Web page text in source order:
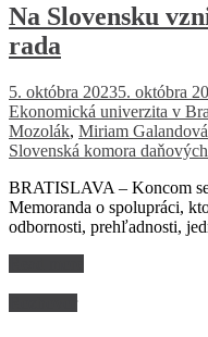
Na Slovensku
rada
5. októbra 20235. októbra
Ekonomická univerzita v
Mozolák, Miriam Galandová
Slovenská komora
BRATISLAVA – Koncom
Memoranda o spolupráci,
odbornosti, prehľadnosti,